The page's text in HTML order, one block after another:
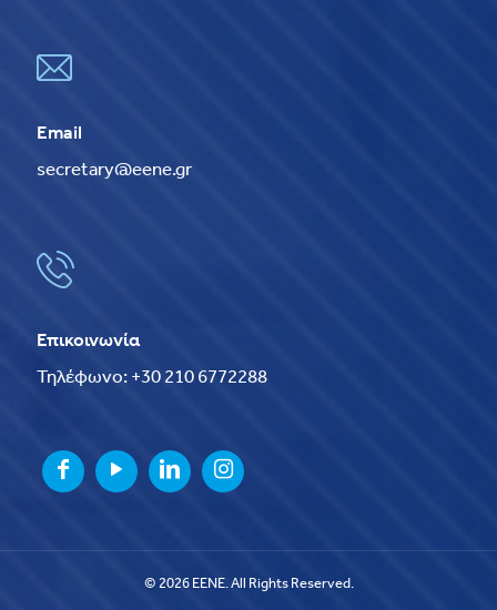
Email
secretary@eene.gr
Επικοινωνία
Τηλέφωνο: +30 210 6772288
© 2026 EENE. All Rights Reserved.